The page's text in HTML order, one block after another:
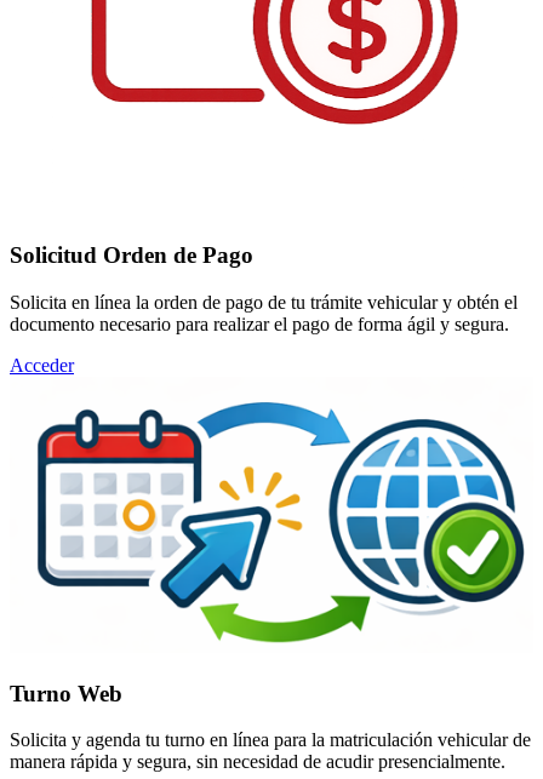
Solicitud Orden de Pago
Solicita en línea la orden de pago de tu trámite vehicular y obtén el
documento necesario para realizar el pago de forma ágil y segura.
Acceder
Turno Web
Solicita y agenda tu turno en línea para la matriculación vehicular de
manera rápida y segura, sin necesidad de acudir presencialmente.